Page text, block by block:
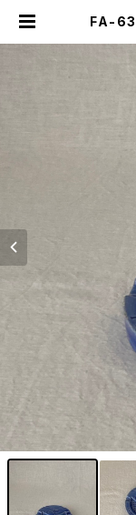
FA-63 FERNET-BRANCA 灰皿 |